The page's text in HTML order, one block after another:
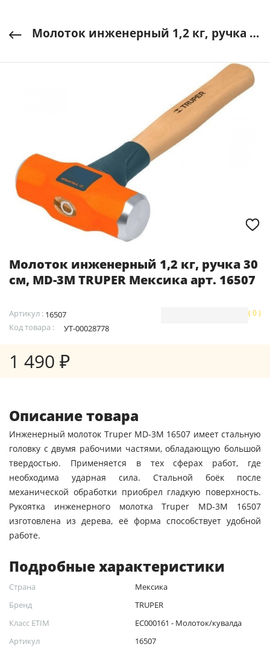
Молоток инженерный 1,2 кг, ручка 30 см, MD-3M TRUPER Мексика арт. 16507
Молоток инженерный 1,2 кг, ручка 30
см, MD-3M TRUPER Мексика арт. 16507
Артикул : 16507
Код товара :
УТ-00028778
( 0 )
1 490 ₽
Описание товара
Инженерный молоток Truper MD-3M 16507 имеет стальную
головку с двумя рабочими частями, обладающую большой
твердостью. Применяется в тех сферах работ, где
необходима ударная сила. Стальной боёк после
механической обработки приобрел гладкую поверхность.
Рукоятка инженерного молотка Truper MD-3M 16507
изготовлена из дерева, её форма способствует удобной
работе.
Подробные характеристики
Страна
Мексика
Бренд
TRUPER
Класс ETIM
EC000161 - Молоток/кувалда
Артикул
16507